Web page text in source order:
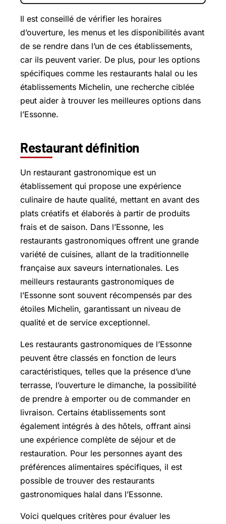
Il est conseillé de vérifier les horaires
d’ouverture, les menus et les disponibilités avant
de se rendre dans l’un de ces établissements,
car ils peuvent varier. De plus, pour les options
spécifiques comme les restaurants halal ou les
établissements Michelin, une recherche ciblée
peut aider à trouver les meilleures options dans
l’Essonne.
Restaurant définition
Un restaurant gastronomique est un
établissement qui propose une expérience
culinaire de haute qualité, mettant en avant des
plats créatifs et élaborés à partir de produits
frais et de saison. Dans l’Essonne, les
restaurants gastronomiques offrent une grande
variété de cuisines, allant de la traditionnelle
française aux saveurs internationales. Les
meilleurs restaurants gastronomiques de
l’Essonne sont souvent récompensés par des
étoiles Michelin, garantissant un niveau de
qualité et de service exceptionnel.
Les restaurants gastronomiques de l’Essonne
peuvent être classés en fonction de leurs
caractéristiques, telles que la présence d’une
terrasse, l’ouverture le dimanche, la possibilité
de prendre à emporter ou de commander en
livraison. Certains établissements sont
également intégrés à des hôtels, offrant ainsi
une expérience complète de séjour et de
restauration. Pour les personnes ayant des
préférences alimentaires spécifiques, il est
possible de trouver des restaurants
gastronomiques halal dans l’Essonne.
Voici quelques critères pour évaluer les